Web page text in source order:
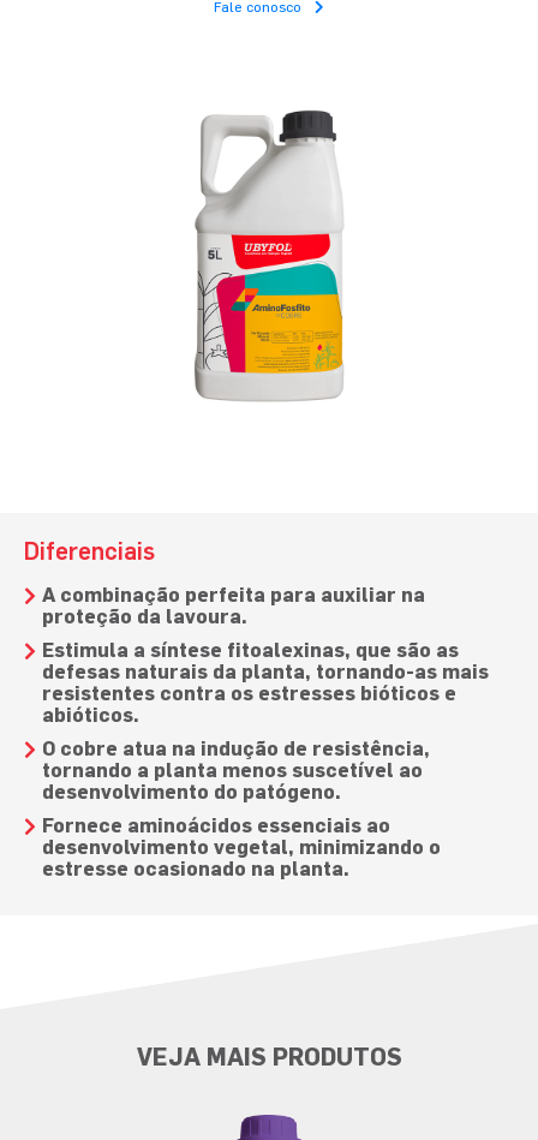
Fale conosco
Diferenciais
A combinação perfeita para auxiliar na
proteção da lavoura.
Estimula a síntese fitoalexinas, que são as
defesas naturais da planta, tornando-as mais
resistentes contra os estresses bióticos e
abióticos.
O cobre atua na indução de resistência,
tornando a planta menos suscetível ao
desenvolvimento do patógeno.
Fornece aminoácidos essenciais ao
desenvolvimento vegetal, minimizando o
estresse ocasionado na planta.
VEJA MAIS PRODUTOS